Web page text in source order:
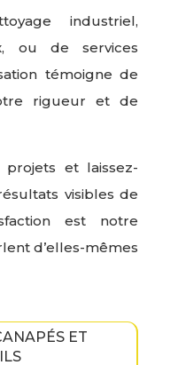
industriel,
ou de services
témoigne de
rigueur et de
projets et laissez-
visibles de
est notre
d’elles-mêmes
ET